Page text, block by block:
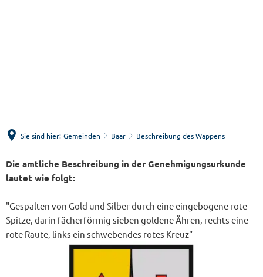
Sie sind hier: Gemeinden Baar Beschreibung des Wappens
Beschreibung
des
Wappens
Die amtliche Beschreibung in der Genehmigungsurkunde
lautet wie folgt:
"Gespalten von Gold und Silber durch eine eingebogene rote
Spitze, darin fächerförmig sieben goldene Ähren, rechts eine
rote Raute, links ein schwebendes rotes Kreuz"